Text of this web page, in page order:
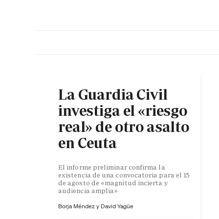
La Guardia Civil
investiga el «riesgo
real» de otro asalto
en Ceuta
El informe preliminar confirma la
existencia de una convocatoria para el 15
de agosto de «magnitud incierta y
audiencia amplia»
Borja Méndez y David Yagüe